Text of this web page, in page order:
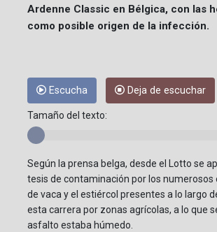
Ardenne Classic en Bélgica, con las
como posible origen de la infección.
Escucha Deja de escuchar
Tamaño del texto:
Según la prensa belga, desde el Lotto se
tesis de contaminación por los numerosos
de vaca y el estiércol presentes a lo largo
esta carrera por zonas agrícolas, a lo que
asfalto estaba húmedo.